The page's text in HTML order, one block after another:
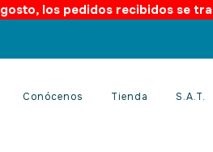
los pedidos recibidos se
Conócenos Tienda S.A.T.